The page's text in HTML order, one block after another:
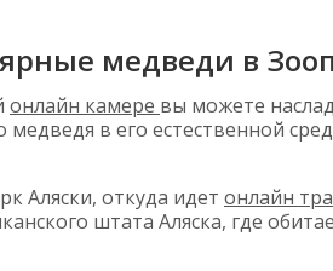
медведи в
онлайн камере вы можете
медведя в его естественной
Аляски, откуда идет онлайн
штата Аляска, где